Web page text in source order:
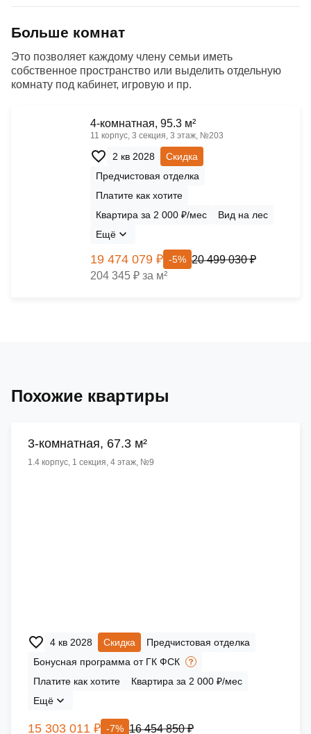
Больше комнат
Это позволяет каждому члену семьи иметь
собственное пространство или выделить отдельную
комнату под кабинет, игровую и пр.
4-комнатная, 95.3 м²
11 корпус, 3 секция, 3 этаж, №203
2 кв 2028
Скидка
Предчистовая отделка
Платите как хотите
Квартира за 2 000 ₽/мес
Вид на лес
Ещё
19 474 079 ₽ -5% 20 499 030 ₽
204 345 ₽ за м²
Похожие квартиры
3-комнатная, 67.3 м²
1.4 корпус, 1 секция, 4 этаж, №9
4 кв 2028 Скидка
Предчистовая отделка
Бонусная программа от ГК ФСК
Платите как хотите
Квартира за 2 000 ₽/мес
Ещё
15 303 011 ₽ -7% 16 454 850 ₽